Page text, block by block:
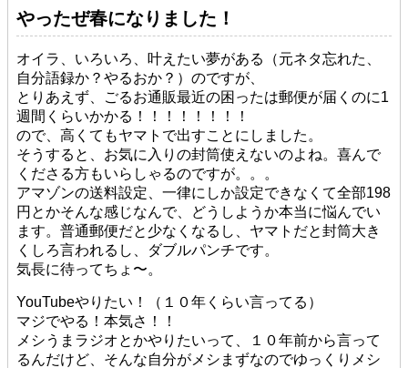
やったぜ春になりました！
オイラ、いろいろ、叶えたい夢がある（元ネタ忘れた、
自分語録か？やるおか？）のですが、
とりあえず、ごるお通販最近の困ったは郵便が届くのに1
週間くらいかかる！！！！！！！！
ので、高くてもヤマトで出すことにしました。
そうすると、お気に入りの封筒使えないのよね。喜んで
くださる方もいらしゃるのですが。。。
アマゾンの送料設定、一律にしか設定できなくて全部198
円とかそんな感じなんで、どうしようか本当に悩んでい
ます。普通郵便だと少なくなるし、ヤマトだと封筒大き
くしろ言われるし、ダブルパンチです。
気長に待ってちょ〜。
YouTubeやりたい！（１０年くらい言ってる）
マジでやる！本気さ！！
メシうまラジオとかやりたいって、１０年前から言って
るんだけど、そんな自分がメシまずなのでゆっくりメシ